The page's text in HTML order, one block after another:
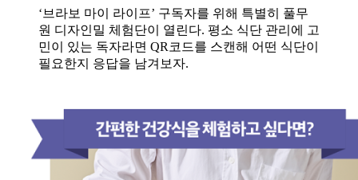
‘브라보 마이 라이프’ 구독자를 위해 특별히 풀무
원 디자인밀 체험단이 열린다. 평소 식단 관리에 고
민이 있는 독자라면 QR코드를 스캔해 어떤 식단이
필요한지 응답을 남겨보자.